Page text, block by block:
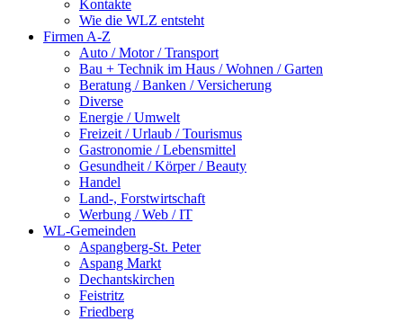
Kontakte
Wie die WLZ entsteht
Firmen A-Z
Auto / Motor / Transport
Bau + Technik im Haus / Wohnen / Garten
Beratung / Banken / Versicherung
Diverse
Energie / Umwelt
Freizeit / Urlaub / Tourismus
Gastronomie / Lebensmittel
Gesundheit / Körper / Beauty
Handel
Land-, Forstwirtschaft
Werbung / Web / IT
WL-Gemeinden
Aspangberg-St. Peter
Aspang Markt
Dechantskirchen
Feistritz
Friedberg